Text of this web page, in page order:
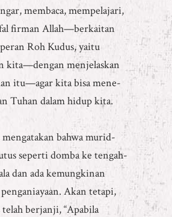
membaca, mempelajari,
firman Allah—berkaitan
Roh Kudus, yaitu
kita—dengan menjelaskan
itu—agar kita bisa mene-
Tuhan dalam hidup kita.
mengatakan bahwa murid-
seperti domba ke tengah-
dan ada kemungkinan
Akan tetapi,
telah berjanji, “Apabila